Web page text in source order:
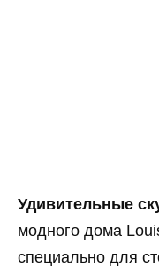
Удивительные
модного дома
специально для